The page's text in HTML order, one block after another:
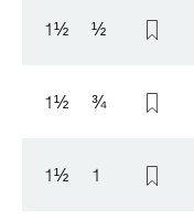
1½ ½
1½ ¾
1½ 1